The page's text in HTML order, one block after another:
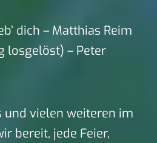
dich – Matthias Reim
losgelöst) – Peter
und vielen weiteren im
bereit, jede Feier,